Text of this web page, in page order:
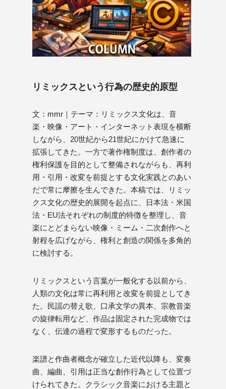
リミックスという行為の歴史的原型
文：mmr｜テーマ：リミックス文化は、音
楽・映像・アート・インターネット表現を横断
しながら、20世紀から21世紀にかけて急速に
拡張してきた。一方で著作権制度は、創作者の
権利保護を目的として整備されながらも、再利
用・引用・改変を前提とする文化実践とのあい
だで常に摩擦を生んできた。本稿では、リミッ
クス文化の歴史的展開を起点に、日本法・米国
法・EU法それぞれの制度的特徴を整理し、音
楽にとどまらない映像・ミーム・二次創作へと
射程を広げながら、権利と創造の関係を多角的
に検討する。
リミックスという言葉が一般化する以前から、
人類の文化は常に再利用と改変を前提としてき
た。民謡の替え歌、口承文学の異本、宗教音楽
の旋律転用など、作品は固定された完成物では
なく、伝達の過程で変形するものだった。
楽譜と作曲者概念が確立した近代以降も、変奏
曲、編曲、引用は正当な創作行為として位置づ
けられてきた。クラシック音楽における主題と